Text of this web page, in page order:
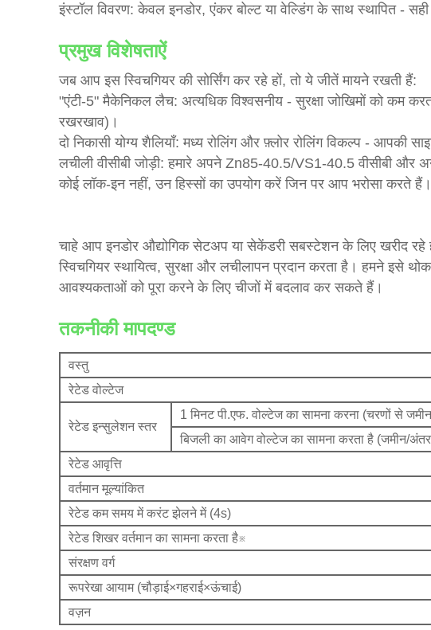
इंस्टॉल विवरण: केवल इनडोर, एंकर बोल्ट या वेल्डिंग के साथ स्थापित -
प्रमुख विशेषताऐं
जब आप इस स्विचगियर की सोर्सिंग कर रहे हों, तो ये जीतें मायने रखती हैं:
"एंटी-5" मैकेनिकल लैच: अत्यधिक विश्वसनीय - सुरक्षा जोखिमों को कम
रखरखाव)।
दो निकासी योग्य शैलियाँ: मध्य रोलिंग और फ़्लोर रोलिंग विकल्प -
लचीली वीसीबी जोड़ी: हमारे अपने Zn85-40.5/VS1-40.5 वीसीबी
कोई लॉक-इन नहीं, उन हिस्सों का उपयोग करें जिन पर आप भरोसा करते हैं।
चाहे आप इनडोर औद्योगिक सेटअप या सेकेंडरी सबस्टेशन के लिए खरीद
स्विचगियर स्थायित्व, सुरक्षा और लचीलापन प्रदान करता है। हमने इसे
आवश्यकताओं को पूरा करने के लिए चीजों में बदलाव कर सकते हैं।
तकनीकी मापदण्ड
वस्तु
रेटेड वोल्टेज
रेटेड इन्सुलेशन स्तर
1 मिनट पी.एफ. वोल्टेज का सामना करना (चरणों से
बिजली का आवेग वोल्टेज का सामना करता है (जमीन/
रेटेड आवृत्ति
वर्तमान मूल्यांकित
रेटेड कम समय में करंट झेलने में (4s)
रेटेड शिखर वर्तमान का सामना करता है※
संरक्षण वर्ग
रूपरेखा आयाम (चौड़ाई×गहराई×ऊंचाई)
वज़न